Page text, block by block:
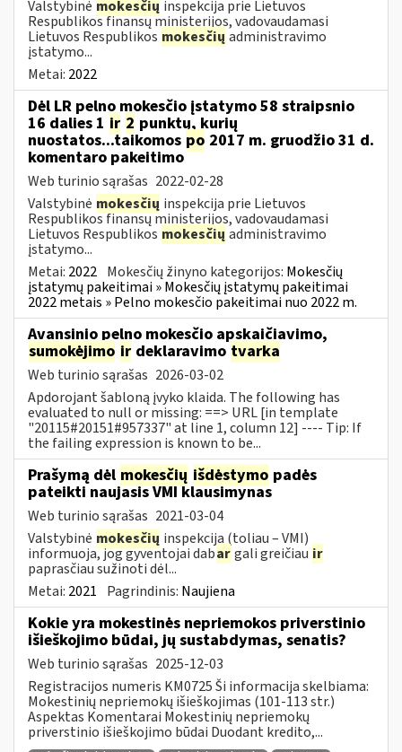
Valstybinė mokesčių inspekcija prie Lietuvos
Respublikos finansų ministerijos, vadovaudamasi
Lietuvos Respublikos mokesčių administravimo
įstatymo...
Metai: 2022
Dėl LR pelno mokesčio įstatymo 58 straipsnio
16 dalies 1 ir 2 punktų, kurių
nuostatos...taikomos po 2017 m. gruodžio 31 d.
komentaro pakeitimo
Web turinio sąrašas 2022-02-28
Valstybinė mokesčių inspekcija prie Lietuvos
Respublikos finansų ministerijos, vadovaudamasi
Lietuvos Respublikos mokesčių administravimo
įstatymo...
Metai: 2022 Mokesčių žinyno kategorijos: Mokesčių
įstatymų pakeitimai » Mokesčių įstatymų pakeitimai
2022 metais » Pelno mokesčio pakeitimai nuo 2022 m.
Avansinio pelno mokesčio apskaičiavimo,
sumokėjimo ir deklaravimo tvarka
Web turinio sąrašas 2026-03-02
Apdorojant šabloną įvyko klaida. The following has
evaluated to null or missing: ==> URL [in template
"20115#20151#957337" at line 1, column 12] ---- Tip: If
the failing expression is known to be...
Prašymą dėl mokesčių išdėstymo padės
pateikti naujasis VMI klausimynas
Web turinio sąrašas 2021-03-04
Valstybinė mokesčių inspekcija (toliau – VMI)
informuoja, jog gyventojai dabargali greičiau ir
paprasčiau sužinoti dėl...
Metai: 2021 Pagrindinis: Naujiena
Kokie yra mokestinės nepriemokos priverstinio
išieškojimo būdai, jų sustabdymas, senatis?
Web turinio sąrašas 2025-12-03
Registracijos numeris KM0725 Ši informacija skelbiama:
Mokestinių nepriemokų išieškojimas (101-113 str.)
Aspektas Komentarai Mokestinių nepriemokų
priverstinio išieškojimo būdai Duodant kredito,...